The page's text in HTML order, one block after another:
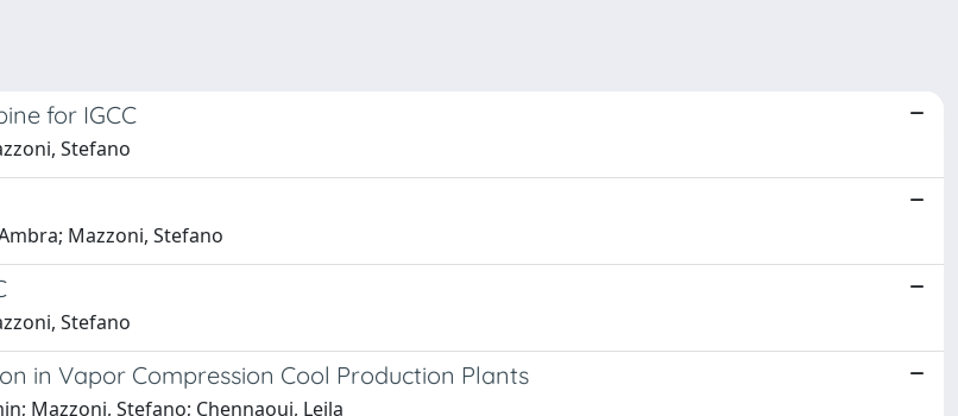
for IGCC
Stefano
Mazzoni, Stefano
Stefano
in Vapor Compression Cool Production Plants
Mazzoni, Stefano; Chennaoui, Leila